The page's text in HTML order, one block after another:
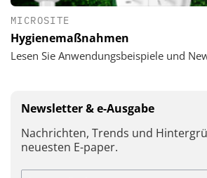
MICROSITE
Hygienemaßnahmen
Lesen Sie Anwendungsbeispiele und
Newsletter & e-Ausgabe
Nachrichten, Trends und
neuesten E-paper.